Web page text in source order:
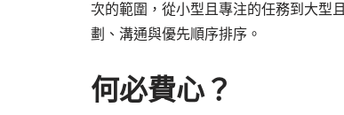
次的範圍，從小型且專注的任務到大型
劃、溝通與優先順序排序。
何必費心？